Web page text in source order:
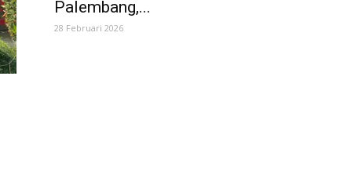
Palembang,...
28 Februari 2026